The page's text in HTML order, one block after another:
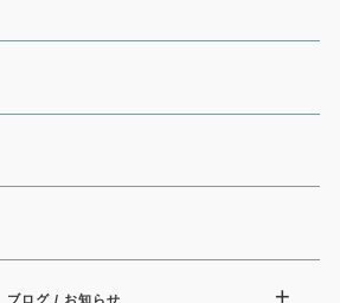
ブログ / お知らせ